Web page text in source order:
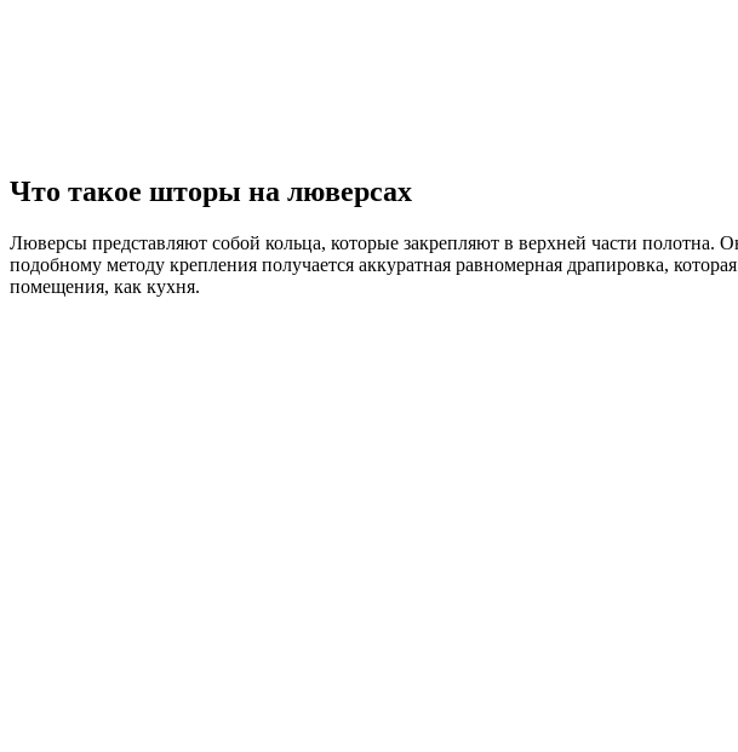
Что такое шторы на люверсах
Люверсы представляют собой кольца, которые закрепляют в верхней части
подобному методу крепления получается аккуратная равномерная драпировка,
помещения, как кухня.